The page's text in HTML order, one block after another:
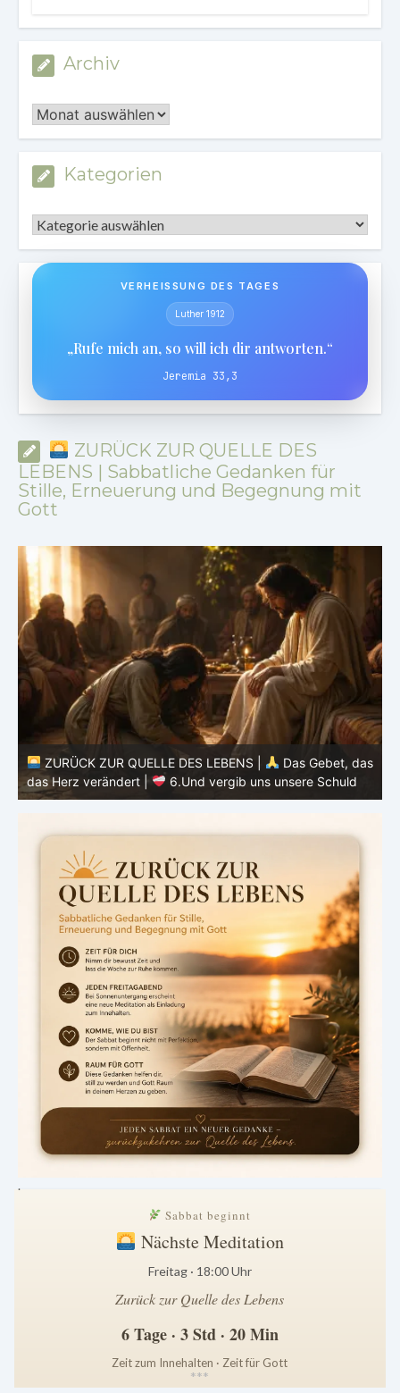
Archiv
Archiv
Kategorien
Kategorien
VERHEISSUNG DES TAGES
Luther 1912
„Rufe mich an, so will ich dir antworten.“
Jeremia 33,3
ZURÜCK ZUR QUELLE DES
LEBENS | Sabbatliche Gedanken für
Stille, Erneuerung und Begegnung mit
Gott
ZURÜCK ZUR QUELLE DES LEBENS |
Das Gebet, das
das Herz verändert |
5.Unser tägliches Brot gib uns
heute
.
Sabbat beginnt
Nächste Meditation
Freitag · 18:00 Uhr
Zurück zur Quelle des Lebens
6 Tage · 3 Std · 20 Min
Zeit zum Innehalten · Zeit für Gott
***